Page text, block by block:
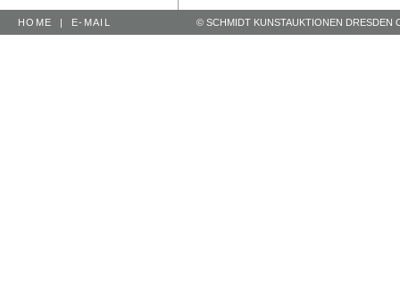
HOME | E-MAIL © SCHMIDT KUNSTAUKTIONEN DRESDEN